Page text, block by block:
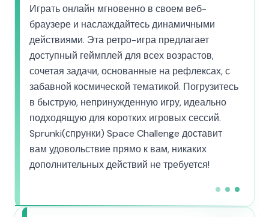
Играть онлайн мгновенно в своем веб-
браузере и наслаждайтесь динамичными
действиями. Эта ретро-игра предлагает
доступный геймплей для всех возрастов,
сочетая задачи, основанные на рефлексах, с
забавной космической тематикой. Погрузитесь
в быструю, непринужденную игру, идеально
подходящую для коротких игровых сессий.
Sprunki(спрунки) Space Challenge доставит
вам удовольствие прямо к вам, никаких
дополнительных действий не требуется!